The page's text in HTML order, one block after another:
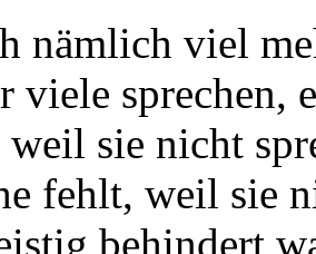
nämlich viel
viele sprechen,
weil sie nicht
fehlt, weil sie
behindert